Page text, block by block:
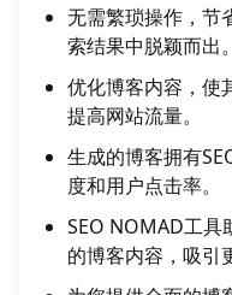
无需繁琐操作，节
索结果中脱颖而出。
优化博客内容，使
提高网站流量。
生成的博客拥有
度和用户点击率。
SEO NOMAD工具
的博客内容，吸引